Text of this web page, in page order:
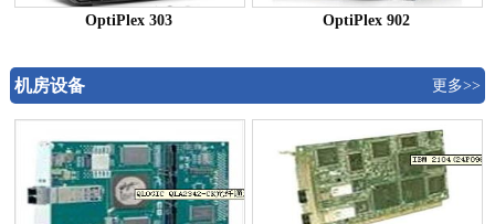
OptiPlex 303 OptiPlex 902
机房设备 更多>>